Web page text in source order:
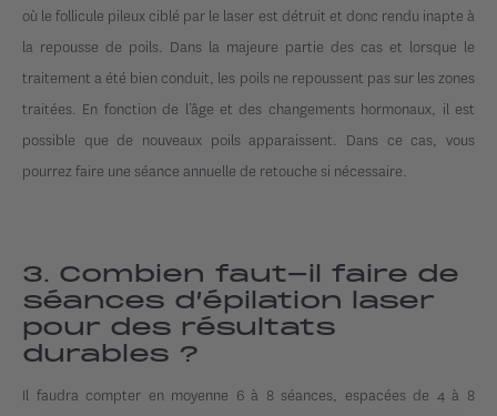
où le follicule pileux ciblé par le laser est détruit et donc rendu inapte à
la repousse de poils. Dans la majeure partie des cas et lorsque le
traitement a été bien conduit, les poils ne repoussent pas sur les zones
traitées. En fonction de l’âge et des changements hormonaux, il est
possible que de nouveaux poils apparaissent. Dans ce cas, vous
pourrez faire une séance annuelle de retouche si nécessaire.
3. Combien faut-il faire de
séances d’épilation laser
pour des résultats
durables ?
Il faudra compter en moyenne 6 à 8 séances, espacées de 4 à 8